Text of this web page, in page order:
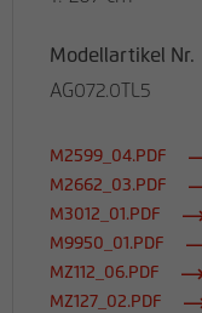
Modellartikel Nr.
AG072.0TL5
M2599_04.PDF
M2662_03.PDF
M3012_01.PDF
M9950_01.PDF
MZ112_06.PDF
MZ127_02.PDF